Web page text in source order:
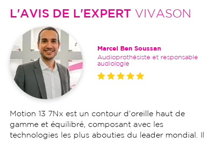
L'AVIS DE L'EXPERT VIVASON
Marcel Ben Soussan
Audioprothésiste et responsable
audiologie
Motion 13 7Nx est un contour d’oreille haut de
gamme et équilibré, composant avec les
technologies les plus abouties du leader mondial. Il